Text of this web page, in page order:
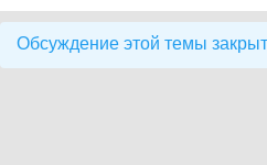
Обсуждение этой темы